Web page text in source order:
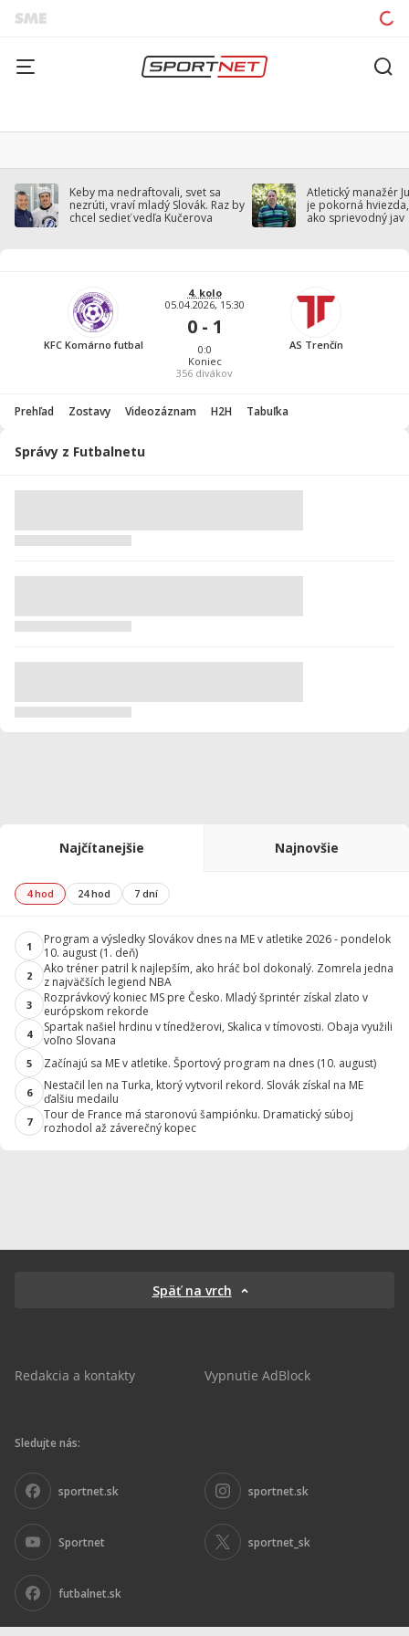
Keby ma nedraftovali, svet sa
nezrúti, vraví mladý Slovák. Raz by
chcel sedieť vedľa Kučerova
Atletický manažér
je pokorná
ako sprievodný jav
KFC Komárno futbal
4. kolo
05.04.2026, 15:30
0 - 1
0:0
Koniec
356 divákov
AS Trenčín
Prehľad Zostavy Videozáznam H2H Tabuľka
Správy z Futbalnetu
Najčítanejšie Najnovšie
4 hod 24 hod 7 dní
1
Program a výsledky Slovákov dnes na ME v atletike 2026 - pondelok
10. august (1. deň)
2
Ako tréner patril k najlepším, ako hráč bol dokonalý. Zomrela jedna
z najväčších legiend NBA
3
Rozprávkový koniec MS pre Česko. Mladý šprintér získal zlato v
európskom rekorde
4
Spartak našiel hrdinu v tínedžerovi, Skalica v tímovosti. Obaja využili
voľno Slovana
5 Začínajú sa ME v atletike. Športový program na dnes (10. august)
6
Nestačil len na Turka, ktorý vytvoril rekord. Slovák získal na ME
ďalšiu medailu
7
Tour de France má staronovú šampiónku. Dramatický súboj
rozhodol až záverečný kopec
Späť na vrch
Redakcia a kontakty Vypnutie AdBlock
Sledujte nás:
sportnet.sk sportnet.sk
Sportnet sportnet_sk
futbalnet.sk